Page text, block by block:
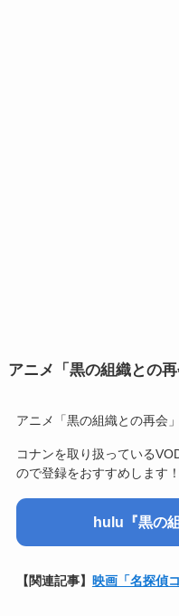
アニメ「黒の組織との
アニメ「黒の組織との再会
コナンを取り扱っている
ので登録をおすすめします！
hulu『黒の
【関連記事】 映画「名探偵